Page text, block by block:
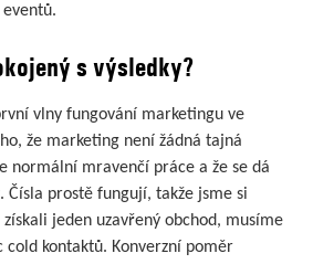
s výsledky?
vlny fungování marketingu ve
že marketing není žádná tajná
normální mravenčí práce a že se dá
Čísla prostě fungují, takže jsme si
jeden uzavřený obchod, musíme
cold kontaktů. Konverzní poměr